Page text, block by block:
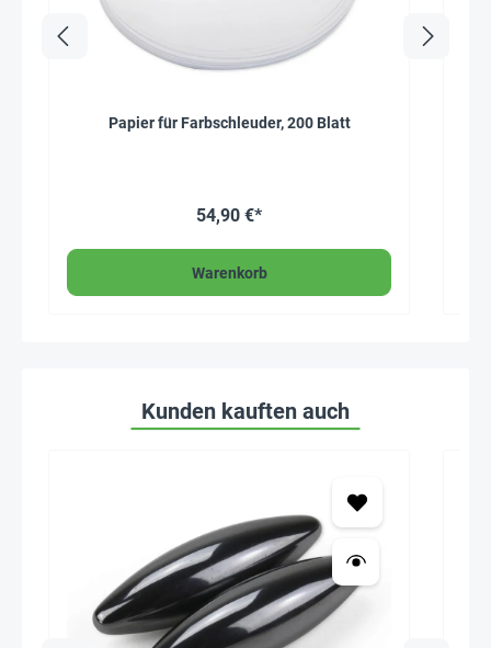
Papier für Farbschleuder, 200 Blatt
54,90 €*
Warenkorb
Kunden kauften auch